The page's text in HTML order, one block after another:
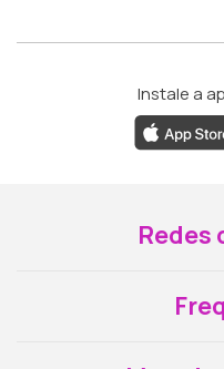
Instale a
Redes